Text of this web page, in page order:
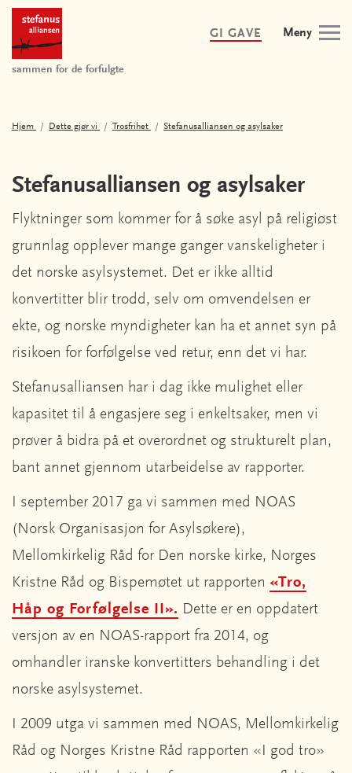
Meny
sammen for de forfulgte
GI GAVE
Hjem Dette gjør vi Trosfrihet Stefanusalliansen og asylsaker
Stefanusalliansen og asylsaker
Flyktninger som kommer for å søke asyl på religiøst
grunnlag opplever mange ganger vanskeligheter i
det norske asylsystemet. Det er ikke alltid
konvertitter blir trodd, selv om omvendelsen er
ekte, og norske myndigheter kan ha et annet syn på
risikoen for forfølgelse ved retur, enn det vi har.
Stefanusalliansen har i dag ikke mulighet eller
kapasitet til å engasjere seg i enkeltsaker, men vi
prøver å bidra på et overordnet og strukturelt plan,
bant annet gjennom utarbeidelse av rapporter.
I september 2017 ga vi sammen med NOAS
(Norsk Organisasjon for Asylsøkere),
Mellomkirkelig Råd for Den norske kirke, Norges
Kristne Råd og Bispemøtet ut rapporten «Tro,
Håp og Forfølgelse II». Dette er en oppdatert
versjon av en NOAS-rapport fra 2014, og
omhandler iranske konvertitters behandling i det
norske asylsystemet.
I 2009 utga vi sammen med NOAS, Mellomkirkelig
Råd og Norges Kristne Råd rapporten «I god tro»